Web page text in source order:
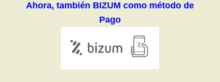
Ahora, también BIZUM como método de
Pago